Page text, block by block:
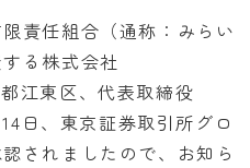
責任組合（通称：みらい
る株式会社
江東区、代表取締役
日、東京証券取引所グロ
されましたので、お知ら